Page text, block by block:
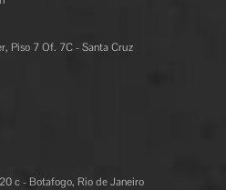
Piso 7 Of. 7C - Santa Cruz
c - Botafogo, Rio de Janeiro